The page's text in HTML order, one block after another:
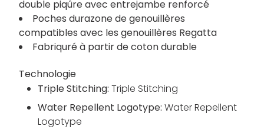
double piqûre avec entrejambe renforcé
Poches durazone de genouillères
compatibles avec les genouillères Regatta
Fabriquré à partir de coton durable
Technologie
Triple Stitching: Triple Stitching
Water Repellent Logotype: Water Repellent
Logotype